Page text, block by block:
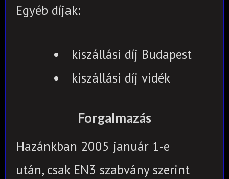
Egyéb díjak:
kiszállási díj Budapest
kiszállási díj vidék
Forgalmazás
Hazánkban 2005 január 1-e
után, csak EN3 szabvány szerint